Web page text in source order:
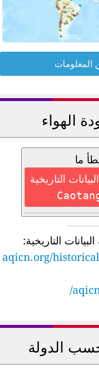
الهواء
ما
التاريخية
التاريخية:
aqicn.org/
الدولة